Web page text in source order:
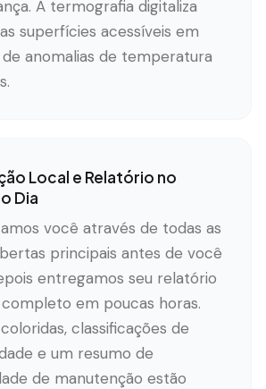
A termografia digitaliza
superfícies acessíveis em
anomalias de temperatura
Local e Relatório no
Dia
você através de todas as
principais antes de você
entregamos seu relatório
em poucas horas.
classificações de
e um resumo de
de manutenção estão